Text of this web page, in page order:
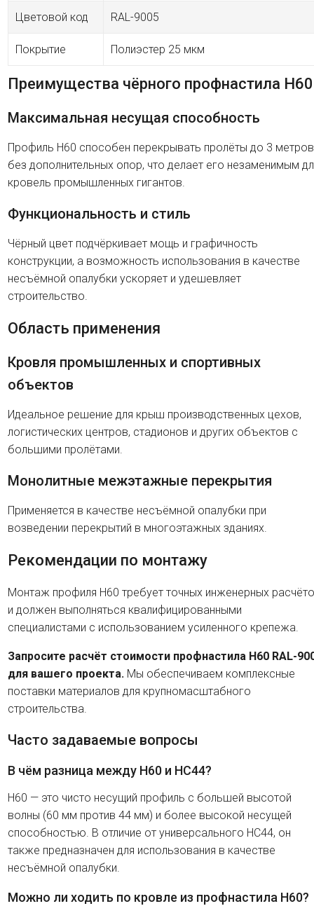
Цветовой код RAL-9005
Покрытие Полиэстер 25 мкм
Преимущества чёрного профнастила H60
Максимальная несущая способность
Профиль H60 способен перекрывать пролёты до 3 метров
без дополнительных опор, что делает его незаменимым
кровель промышленных гигантов.
Функциональность и стиль
Чёрный цвет подчёркивает мощь и графичность
конструкции, а возможность использования в качестве
несъёмной опалубки ускоряет и удешевляет
строительство.
Область применения
Кровля промышленных и спортивных
объектов
Идеальное решение для крыш производственных цехов,
логистических центров, стадионов и других объектов с
большими пролётами.
Монолитные межэтажные перекрытия
Применяется в качестве несъёмной опалубки при
возведении перекрытий в многоэтажных зданиях.
Рекомендации по монтажу
Монтаж профиля H60 требует точных инженерных
и должен выполняться квалифицированными
специалистами с использованием усиленного крепежа.
Запросите расчёт стоимости профнастила H60 RAL-
для вашего проекта. Мы обеспечиваем комплексные
поставки материалов для крупномасштабного
строительства.
Часто задаваемые вопросы
В чём разница между H60 и HC44?
H60 — это чисто несущий профиль с большей высотой
волны (60 мм против 44 мм) и более высокой несущей
способностью. В отличие от универсального HC44, он
также предназначен для использования в качестве
несъёмной опалубки.
Можно ли ходить по кровле из профнастила H60?